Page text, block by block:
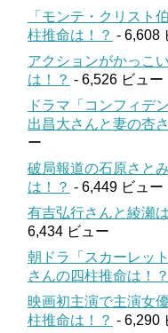
「モンテ・クリスト
柱推命は！？ - 6,608
アクションがかっこ
は！？ - 6,526 ビュー
ドラマ「コンフィデ
出昌大さんと妻の杏
ー
破局報道の石原さと
は！？ - 6,449 ビュー
有吉弘行さんと綾瀬
6,434 ビュー
朝ドラ「スカーレッ
さんの四柱推命は！？
映画初主演で主演女
柱推命は！？ - 6,290